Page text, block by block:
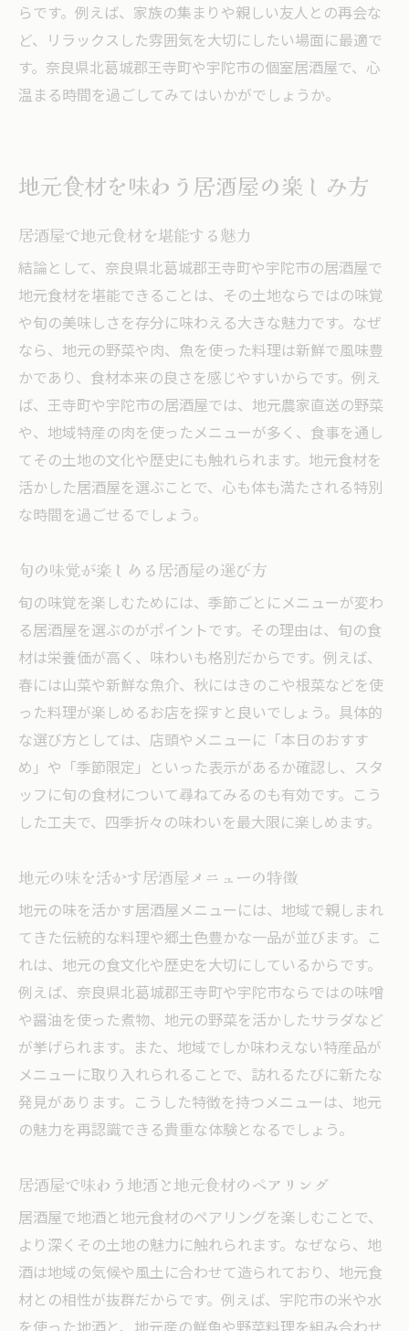
らです。例えば、家族の集まりや親しい友人との再会な
ど、リラックスした雰囲気を大切にしたい場面に最適で
す。奈良県北葛城郡王寺町や宇陀市の個室居酒屋で、心
温まる時間を過ごしてみてはいかがでしょうか。
地元食材を味わう居酒屋の楽しみ方
居酒屋で地元食材を堪能する魅力
結論として、奈良県北葛城郡王寺町や宇陀市の居酒屋で
地元食材を堪能できることは、その土地ならではの味覚
や旬の美味しさを存分に味わえる大きな魅力です。なぜ
なら、地元の野菜や肉、魚を使った料理は新鮮で風味豊
かであり、食材本来の良さを感じやすいからです。例え
ば、王寺町や宇陀市の居酒屋では、地元農家直送の野菜
や、地域特産の肉を使ったメニューが多く、食事を通し
てその土地の文化や歴史にも触れられます。地元食材を
活かした居酒屋を選ぶことで、心も体も満たされる特別
な時間を過ごせるでしょう。
旬の味覚が楽しめる居酒屋の選び方
旬の味覚を楽しむためには、季節ごとにメニューが変わ
る居酒屋を選ぶのがポイントです。その理由は、旬の食
材は栄養価が高く、味わいも格別だからです。例えば、
春には山菜や新鮮な魚介、秋にはきのこや根菜などを使
った料理が楽しめるお店を探すと良いでしょう。具体的
な選び方としては、店頭やメニューに「本日のおすす
め」や「季節限定」といった表示があるか確認し、スタ
ッフに旬の食材について尋ねてみるのも有効です。こう
した工夫で、四季折々の味わいを最大限に楽しめます。
地元の味を活かす居酒屋メニューの特徴
地元の味を活かす居酒屋メニューには、地域で親しまれ
てきた伝統的な料理や郷土色豊かな一品が並びます。こ
れは、地元の食文化や歴史を大切にしているからです。
例えば、奈良県北葛城郡王寺町や宇陀市ならではの味噌
や醤油を使った煮物、地元の野菜を活かしたサラダなど
が挙げられます。また、地域でしか味わえない特産品が
メニューに取り入れられることで、訪れるたびに新たな
発見があります。こうした特徴を持つメニューは、地元
の魅力を再認識できる貴重な体験となるでしょう。
居酒屋で味わう地酒と地元食材のペアリング
居酒屋で地酒と地元食材のペアリングを楽しむことで、
より深くその土地の魅力に触れられます。なぜなら、地
酒は地域の気候や風土に合わせて造られており、地元食
材との相性が抜群だからです。例えば、宇陀市の米や水